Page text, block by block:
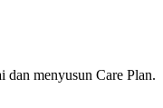
menyusun Care Plan.